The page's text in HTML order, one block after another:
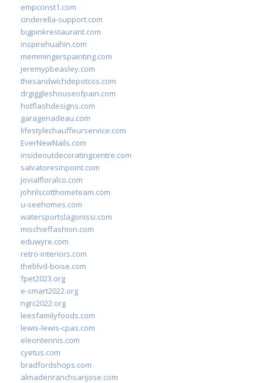
empconst1.com
cinderella-support.com
bigpinkrestaurant.com
inspirehuahin.com
memmingerspainting.com
jeremypbeasley.com
thesandwichdepotcos.com
drgiggleshouseofpain.com
hotflashdesigns.com
garagenadeau.com
lifestylechauffeurservice.com
EverNewNails.com
insideoutdecoratingcentre.com
salvatoresinpoint.com
jovialfloralco.com
johnlscotthometeam.com
u-seehomes.com
watersportslagonissi.com
mischieffashion.com
eduwyre.com
retro-interiors.com
theblvd-boise.com
fpet2023.org
e-smart2022.org
ngrc2022.org
leesfamilyfoods.com
lewis-lewis-cpas.com
eleontennis.com
cyetus.com
bradfordshops.com
almadenranchsanjose.com